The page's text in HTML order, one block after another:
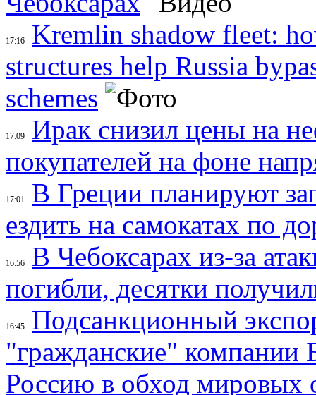
17:16
Kremlin shadow fleet:
structures help Russia
schemes
17:09
Ирак снизил цены на
покупателей на фоне
17:01
В Греции планируют
ездить на самокатах по
16:56
В Чебоксарах из-за
погибли, десятки
16:45
Подсанкционный
"гражданские" компании
Россию в обход мировых